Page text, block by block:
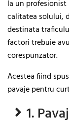
la un
calitatea solului,
destinata
factori trebuie
corespunzator.
Acestea fiind
pavaje pentru
1.